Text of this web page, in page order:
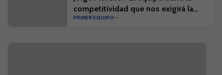
competitividad que nos exigirá la
competición"
PRIMER EQUIPO